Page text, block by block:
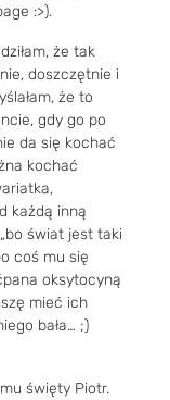
:>).
że tak
doszczętnie i
że to
gdy go po
da się kochać
kochać
każdą inną
świat jest taki
coś mu się
oksytocyną
mieć ich
bała… ;)
święty Piotr.